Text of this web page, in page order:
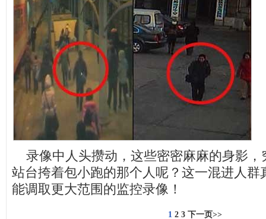
录像中人头攒动，这些密密麻麻的身影，
站台挎着包小跑的那个人呢？这一混进人群
能调取更大范围的监控录像！
1 2 3 下一页>>